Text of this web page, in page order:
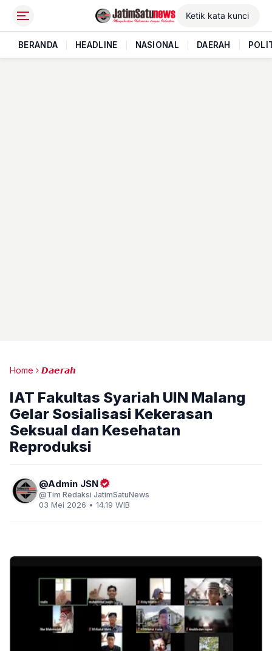
BERANDA HEADLINE NASIONAL DAERAH
Home 𝘿𝙖𝙚𝙧𝙖𝙝
IAT Fakultas Syariah UIN Malang
Gelar Sosialisasi Kekerasan
Seksual dan Kesehatan
Reproduksi
Admin JSN
Tim Redaksi JatimSatuNews
03 Mei 2026 • 14.19 WIB